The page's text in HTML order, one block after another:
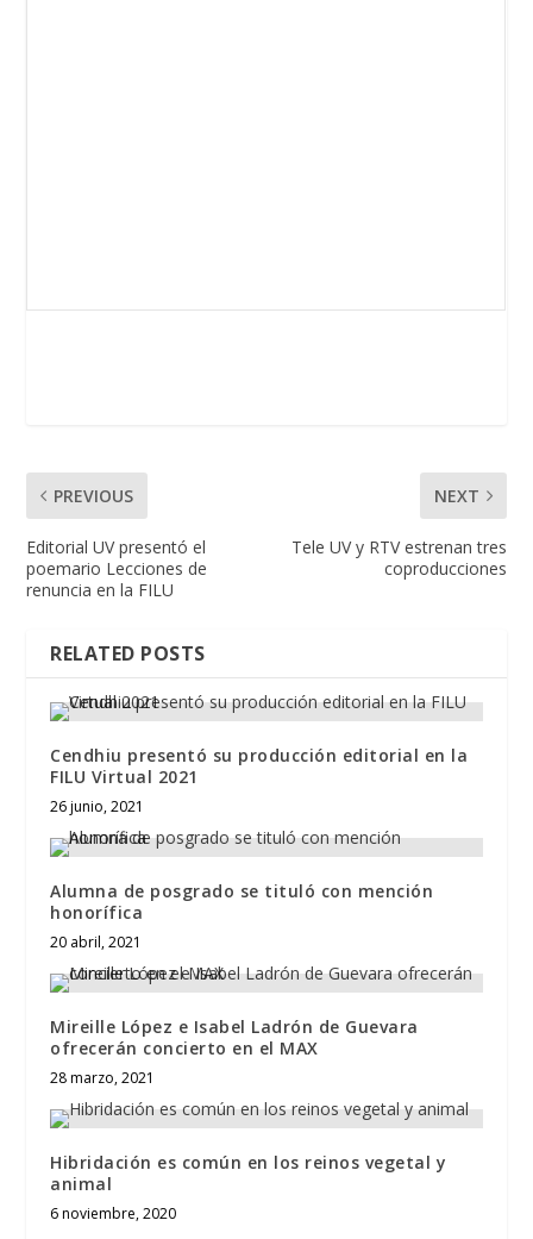
PREVIOUS
Editorial UV presentó el
poemario Lecciones de
renuncia en la FILU
NEXT
Tele UV y RTV estrenan tres
coproducciones
RELATED POSTS
Cendhiu presentó su producción editorial en la
FILU Virtual 2021
26 junio, 2021
Alumna de posgrado se tituló con mención
honorífica
20 abril, 2021
Mireille López e Isabel Ladrón de Guevara
ofrecerán concierto en el MAX
28 marzo, 2021
Hibridación es común en los reinos vegetal y
animal
6 noviembre, 2020